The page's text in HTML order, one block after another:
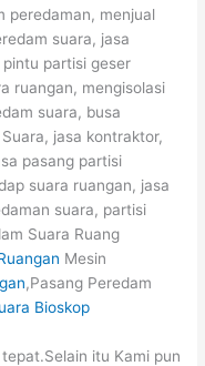
peredaman, menjual
suara, jasa
partisi geser
ruangan, mengisolasi
suara, busa
jasa kontraktor,
pasang partisi
suara ruangan, jasa
suara, partisi
Suara Ruang
Mesin
,Pasang Peredam
Bioskop
itu Kami pun